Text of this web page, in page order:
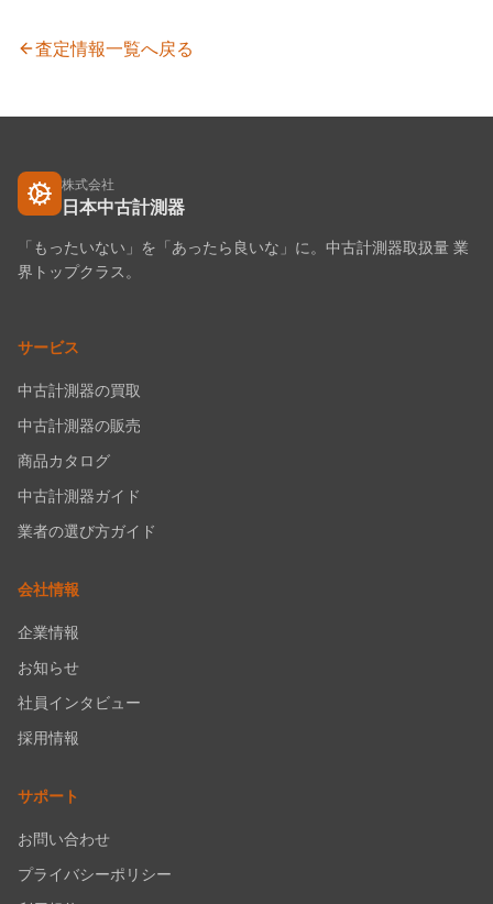
査定情報一覧へ戻る
株式会社
日本中古計測器
「もったいない」を「あったら良いな」に。中古計測器取扱量 業
界トップクラス。
サービス
中古計測器の買取
中古計測器の販売
商品カタログ
中古計測器ガイド
業者の選び方ガイド
会社情報
企業情報
お知らせ
社員インタビュー
採用情報
サポート
お問い合わせ
プライバシーポリシー